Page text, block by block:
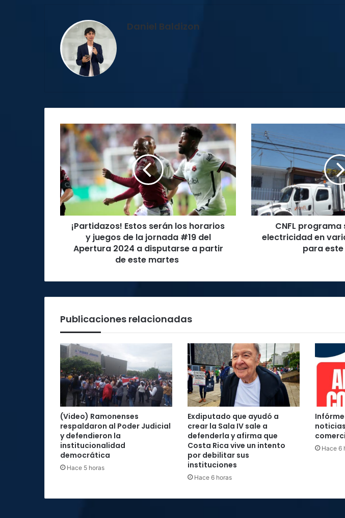
Daniel Baldizon
¡Partidazos!
Estos
serán
horarios
y
juegos
de
la
jornada
a
de
este
martes
¡Partidazos! Estos serán los horarios
y juegos de la jornada #19 del
Apertura 2024 a disputarse a partir
de este martes
programa
suspensión
de
electricidad
en
varias
zonas
del
para
CNFL programa
electricidad en
para
Publicaciones relacionadas
(Video) Ramonenses
respaldaron al Poder Judicial
y defendieron la
institucionalidad
democrática
Hace 5 horas
Exdiputado que ayudó a
crear la Sala IV sale a
defenderla y afirma que
Costa Rica vive un intento
por debilitar sus
instituciones
Hace 6 horas
Hace 6